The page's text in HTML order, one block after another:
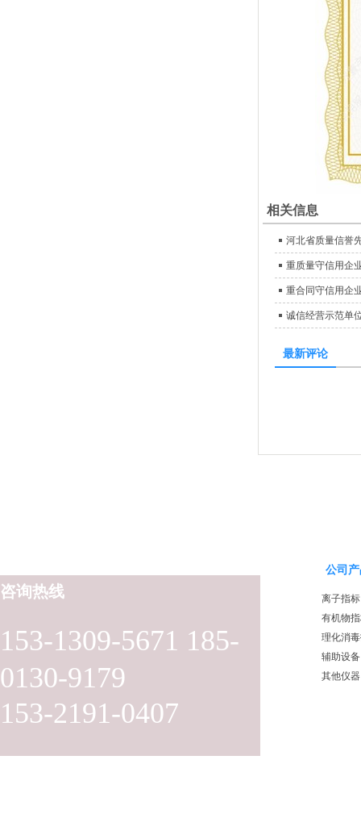
相关信息
河北省质量信誉
重质量守信用企
重合同守信用企
诚信经营示范单
最新评论
153-1309-5671 185-
0130-9179
153-2191-0407
咨询热线
公司
离子指标
有机物
理化消
辅助设备
其他仪器